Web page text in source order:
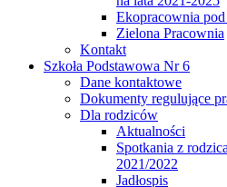
Ekopracownia
Zielona Pracownia
Kontakt
Szkoła Podstawowa Nr 6
Dane kontaktowe
Dokumenty regulujące
Dla rodziców
Aktualności
Spotkania z
2021/2022
Jadłospis